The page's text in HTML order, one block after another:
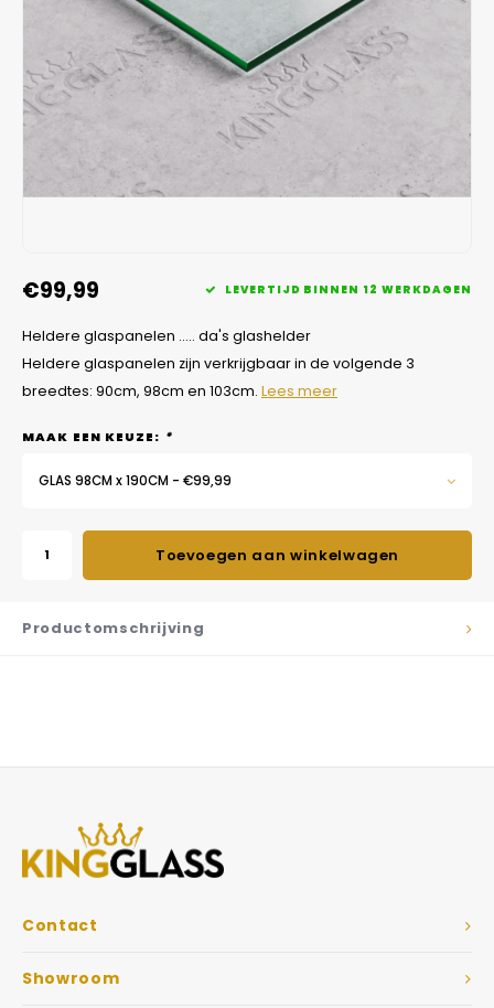
Veelgestelde vragen
€99,99 LEVERTIJD BINNEN 12 WERKDAGEN
Heldere glaspanelen ..... da's glashelder
Heldere glaspanelen zijn verkrijgbaar in de volgende 3
breedtes: 90cm, 98cm en 103cm. Lees meer
MAAK EEN KEUZE: *
GLAS 98CM x 190CM - €99,99
Toevoegen aan winkelwagen
Productomschrijving
10mm
10mm
10mm
10mm
10mm
10mm
10mm
Contact
Showroom